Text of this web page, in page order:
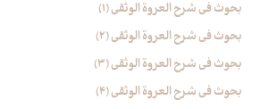
بحوث في شرح العروة الوثقی (۱)
بحوث في شرح العروة الوثقی (2)
بحوث في شرح العروة الوثقی (۳)
بحوث في شرح العروة الوثقی (4)